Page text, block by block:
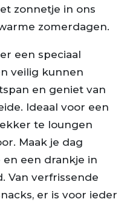
zonnetje in ons
zomerdagen.
een speciaal
veilig kunnen
en geniet van
Ideaal voor een
te loungen
Maak je dag
een drankje in
Van verfrissende
er is voor ieder